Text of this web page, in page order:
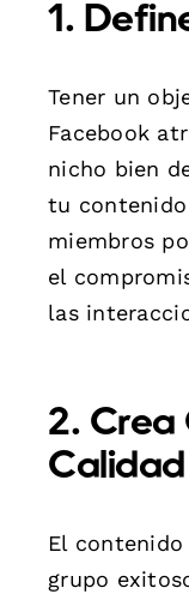
1.
Tener un
Facebook
nicho bien
tu
miembros
el
las
2. Crea
Calidad
El
grupo